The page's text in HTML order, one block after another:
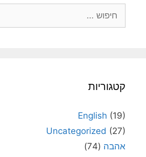
קטגוריות
English (19)
Uncategorized (27)
אהבה (74)